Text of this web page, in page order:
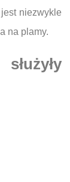
niezwykle
na plamy.